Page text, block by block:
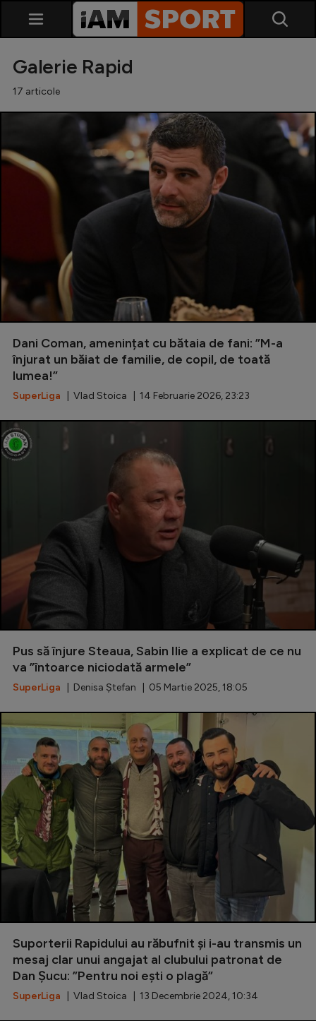
SuperLiga
Liga 2
Fotbal feminin
Special
Diverse
Inedit
Clasamente
Champions League
Europa League
Conference League
LaLiga
Serie A
Campionate
Starurile fotbalului
EURO 2024
Stranieri
Clasamente
Tenis
Handbal
Natație
Formula 1
Galerie Rapid
17 articole
Dani Coman, amenințat cu bătaia de fani: ”M-a
înjurat un băiat de familie, de copil, de toată
lumea!”
SuperLiga | Vlad Stoica | 14 Februarie 2026, 23:23
Pus să înjure Steaua, Sabin Ilie a explicat de ce nu
va ”întoarce niciodată armele”
SuperLiga | Denisa Ștefan | 05 Martie 2025, 18:05
Suporterii Rapidului au răbufnit și i-au transmis un
mesaj clar unui angajat al clubului patronat de
Dan Șucu: ”Pentru noi ești o plagă”
SuperLiga | Vlad Stoica | 13 Decembrie 2024, 10:34